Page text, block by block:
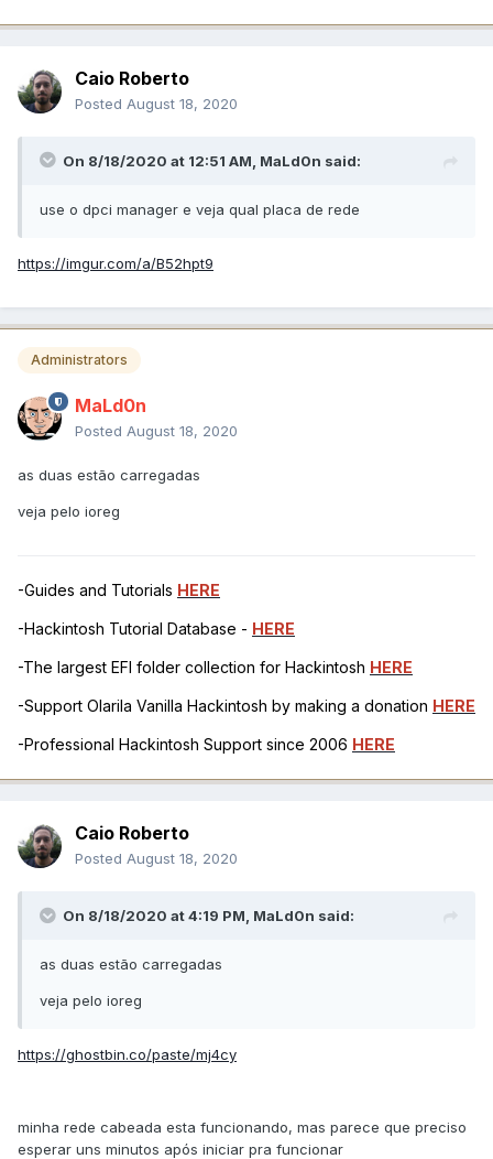
Caio Roberto
Posted August 18, 2020
On 8/18/2020 at 12:51 AM, MaLd0n said:
use o dpci manager e veja qual placa de rede
https://imgur.com/a/B52hpt9
Administrators
MaLd0n
Posted August 18, 2020
as duas estão carregadas
veja pelo ioreg
-Guides and Tutorials HERE
-Hackintosh Tutorial Database - HERE
-The largest EFI folder collection for Hackintosh HERE
-Support Olarila Vanilla Hackintosh by making a donation HERE
-Professional Hackintosh Support since 2006 HERE
Caio Roberto
Posted August 18, 2020
On 8/18/2020 at 4:19 PM, MaLd0n said:
as duas estão carregadas
veja pelo ioreg
https://ghostbin.co/paste/mj4cy
minha rede cabeada esta funcionando, mas parece que preciso
esperar uns minutos após iniciar pra funcionar